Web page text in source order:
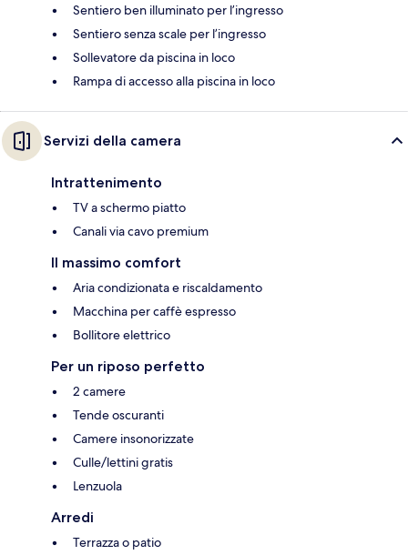
Sentiero ben illuminato per l’ingresso
Sentiero senza scale per l’ingresso
Sollevatore da piscina in loco
Rampa di accesso alla piscina in loco
Servizi della camera
Intrattenimento
TV a schermo piatto
Canali via cavo premium
Il massimo comfort
Aria condizionata e riscaldamento
Macchina per caffè espresso
Bollitore elettrico
Per un riposo perfetto
2 camere
Tende oscuranti
Camere insonorizzate
Culle/lettini gratis
Lenzuola
Arredi
Terrazza o patio